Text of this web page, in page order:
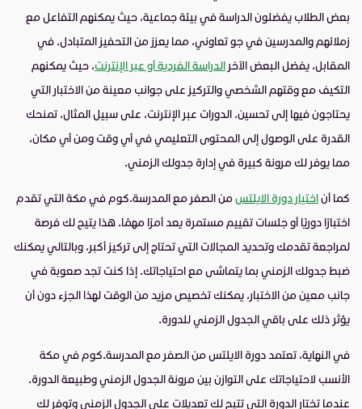
بعض الطلاب يفضلون الدراسة في بيئة جماعية، حيث يمكنهم التفاعل مع
زملائهم والمدرسين في جو تعاوني، مما يعزز من التحفيز المتبادل. في
المقابل، يفضل البعض الآخر الدراسة الفردية أو عبر الإنترنت، حيث يمكنهم
التكيف مع وقتهم الشخصي والتركيز على جوانب معينة من الاختبار التي
يحتاجون فيها إلى تحسين. الدورات عبر الإنترنت، على سبيل المثال، تمنحك
القدرة على الوصول إلى المحتوى التعليمي في أي وقت ومن أي مكان،
مما يوفر لك مرونة كبيرة في إدارة جدولك الزمني.
كما أناختيار دورة الايلتسمن الصفر مع المدرسة.كوم في مكة التي تقدم
اختبارًا دوريًا أو جلسات تقييم مستمرة يعد أمرًا مهمًا. هذا يتيح لك فرصة
لمراجعة تقدمك وتحديد المجالات التي تحتاج إلى تركيز أكبر، وبالتالي يمكنك
ضبط جدولك الزمني بما يتماشى مع احتياجاتك. إذا كنت تجد صعوبة في
جانب معين من الاختبار، يمكنك تخصيص مزيد من الوقت لهذا الجزء دون أن
يؤثر ذلك على باقي الجدول الزمني للدورة.
في النهاية، تعتمد دورة الايلتس من الصفر مع المدرسة.كوم في مكة
الأنسب لاحتياجاتك على التوازن بين مرونة الجدول الزمني وطبيعة الدورة.
عندما تختار الدورة التي تتيح لك تعديلات على الجدول الزمني وتوفر لك